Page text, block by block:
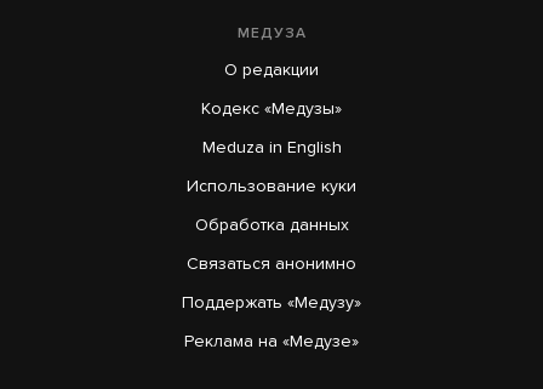
МЕДУЗА
О редакции
Кодекс «Медузы»
Meduza in English
Использование куки
Обработка данных
Связаться анонимно
Поддержать «Медузу»
Реклама на «Медузе»